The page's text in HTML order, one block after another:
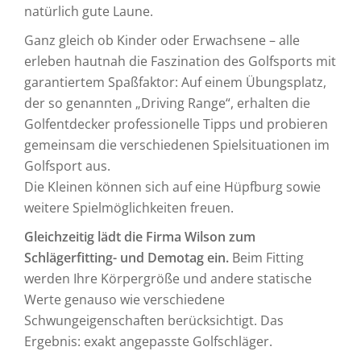
natürlich gute Laune.
Ganz gleich ob Kinder oder Erwachsene – alle
erleben hautnah die Faszination des Golfsports mit
garantiertem Spaßfaktor: Auf einem Übungsplatz,
der so genannten „Driving Range“, erhalten die
Golfentdecker professionelle Tipps und probieren
gemeinsam die verschiedenen Spielsituationen im
Golfsport aus.
Die Kleinen können sich auf eine Hüpfburg sowie
weitere Spielmöglichkeiten freuen.
Gleichzeitig lädt die Firma Wilson zum
Schlägerfitting- und Demotag ein. Beim Fitting
werden Ihre Körpergröße und andere statische
Werte genauso wie verschiedene
Schwungeigenschaften berücksichtigt. Das
Ergebnis: exakt angepasste Golfschläger.